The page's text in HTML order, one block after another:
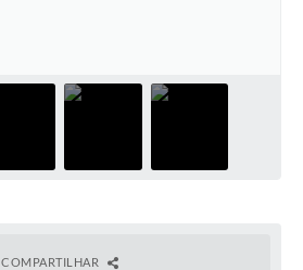
COMPARTILHAR